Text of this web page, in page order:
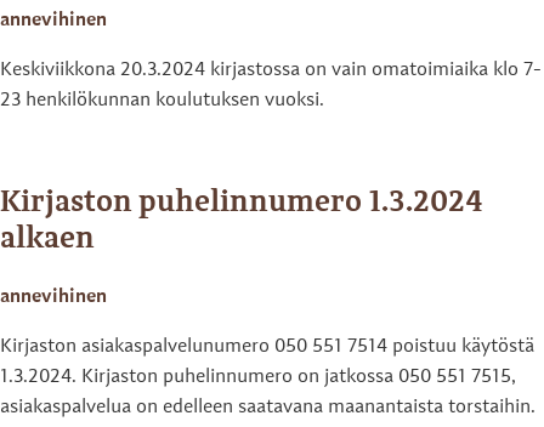
annevihinen
Keskiviikkona 20.3.2024 kirjastossa on vain omatoimiaika klo 7-
23 henkilökunnan koulutuksen vuoksi.
Kirjaston puhelinnumero 1.3.2024
alkaen
annevihinen
Kirjaston asiakaspalvelunumero 050 551 7514 poistuu käytöstä
1.3.2024. Kirjaston puhelinnumero on jatkossa 050 551 7515,
asiakaspalvelua on edelleen saatavana maanantaista torstaihin.